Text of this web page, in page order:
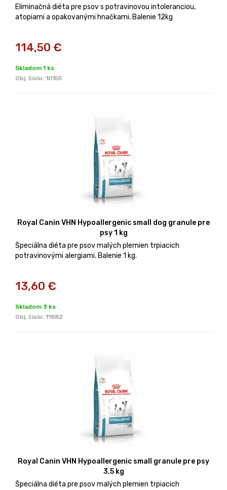
Eliminačná diéta pre psov s potravinovou intoleranciou,
atopiami a opakovanými hnačkami. Balenie 12kg
114,50 €
Skladom 1 ks
Obj. čislo: 10155
Royal Canin VHN Hypoallergenic small dog granule pre
psy 1 kg
Špeciálna diéta pre psov malých plemien trpiacich
potravinovými alergiami. Balenie 1 kg.
13,60 €
Skladom 3 ks
Obj. čislo: 11882
Royal Canin VHN Hypoallergenic small granule pre psy
3,5 kg
Špeciálna diéta pre psov malých plemien trpiacich